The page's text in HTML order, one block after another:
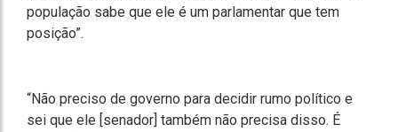
população sabe que ele é um parlamentar que tem
posição”.
“Não preciso de governo para decidir rumo político e
sei que ele [senador] também não precisa disso. É